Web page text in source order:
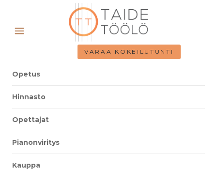
VARAA KOKEILUTUNTI
Opetus
Hinnasto
Opettajat
Pianonviritys
Kauppa